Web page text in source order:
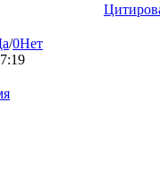
/0Нет